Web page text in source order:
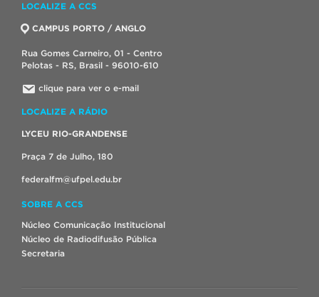
LOCALIZE A CCS
CAMPUS PORTO / ANGLO
Rua Gomes Carneiro, 01 - Centro
Pelotas - RS, Brasil - 96010-610
clique para ver o e-mail
LOCALIZE A RÁDIO
LYCEU RIO-GRANDENSE
Praça 7 de Julho, 180
federalfm@ufpel.edu.br
SOBRE A CCS
Núcleo Comunicação Institucional
Núcleo de Radiodifusão Pública
Secretaria